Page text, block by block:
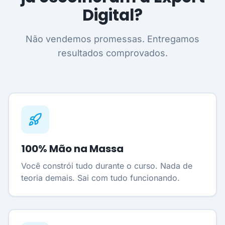
Digital?
Não vendemos promessas. Entregamos
resultados comprovados.
100% Mão na Massa
Você constrói tudo durante o curso. Nada de
teoria demais. Sai com tudo funcionando.